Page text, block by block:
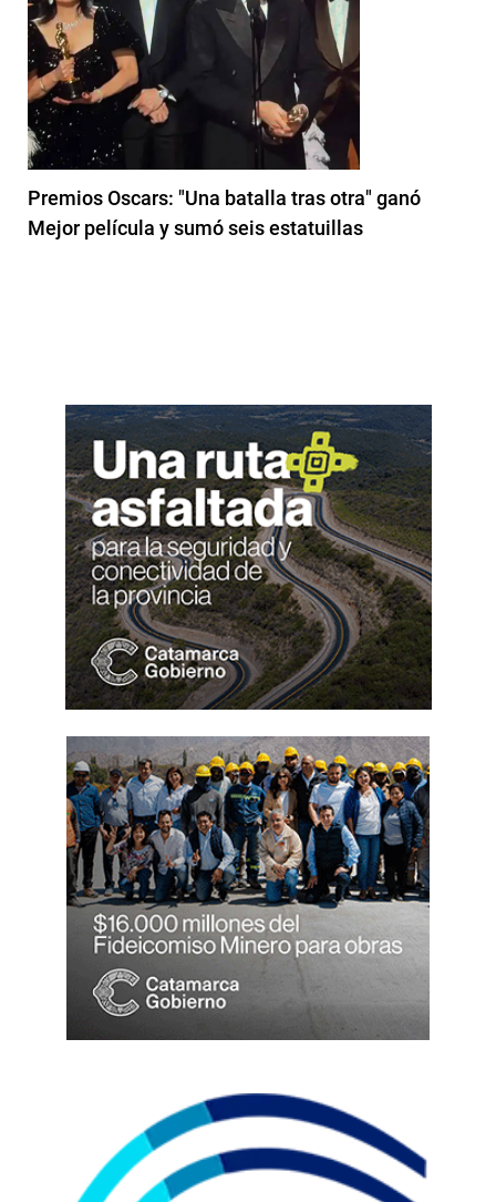
Premios Oscars: "Una batalla tras otra" ganó
Mejor película y sumó seis estatuillas